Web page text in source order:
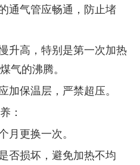
气管应畅通，防止堵
高，特别是第一次加热
气的沸腾。
保温层，严禁超压。
：
更换一次。
损坏，避免加热不均